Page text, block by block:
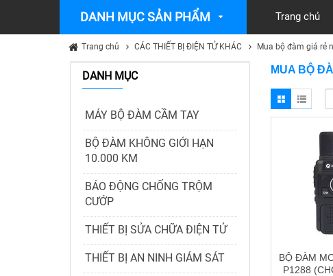
DANH MỤC SẢN PHẨM Trang chủ
Trang chủ CÁC THIẾT BỊ ĐIỆN TỬ KHÁC Mua bộ đàm giá rẻ
DANH MỤC
MÁY BỘ ĐÀM CẦM TAY
BỘ ĐÀM KHÔNG GIỚI HẠN
10.000 KM
BÁO ĐỘNG CHỐNG TRỘM
CƯỚP
THIẾT BỊ SỬA CHỮA ĐIỆN TỬ
THIẾT BỊ AN NINH GIÁM SÁT
MUA BỘ
BỘ ĐÀM
P1288